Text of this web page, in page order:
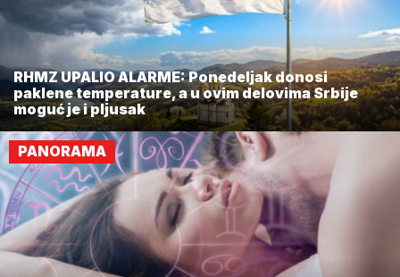
RHMZ UPALIO ALARME: Ponedeljak donosi
paklene temperature, a u ovim delovima Srbije
moguć je i pljusak
PANORAMA